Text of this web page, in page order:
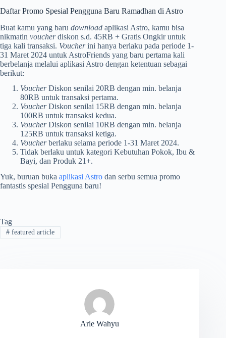
Daftar Promo Spesial Pengguna Baru Ramadhan di Astro
Buat kamu yang baru download aplikasi Astro, kamu bisa
nikmatin voucherdiskon s.d. 45RB + Gratis Ongkir untuk
tiga kali transaksi. Voucherini hanya berlaku pada periode 1-
31 Maret 2024 untuk AstroFriends yang baru pertama kali
berbelanja melalui aplikasi Astro dengan ketentuan sebagai
berikut:
VoucherDiskon senilai 20RB dengan min. belanja
80RB untuk transaksi pertama.
VoucherDiskon senilai 15RB dengan min. belanja
100RB untuk transaksi kedua.
VoucherDiskon senilai 10RB dengan min. belanja
125RB untuk transaksi ketiga.
Voucherberlaku selama periode 1-31 Maret 2024.
Tidak berlaku untuk kategori Kebutuhan Pokok, Ibu &
Bayi, dan Produk 21+.
Yuk, buruan buka aplikasi Astro dan serbu semua promo
fantastis spesial Pengguna baru!
Tag
#featured article
Arie Wahyu